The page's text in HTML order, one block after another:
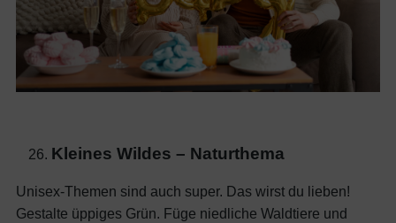
Kleines Wildes – Naturthema
Unisex-Themen sind auch super. Das wirst du lieben!
Gestalte üppiges Grün. Füge niedliche Waldtiere und